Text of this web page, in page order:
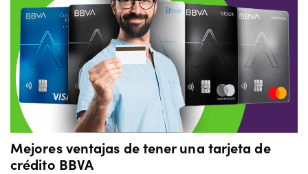
Mejores ventajas de tener una tarjeta de
crédito BBVA